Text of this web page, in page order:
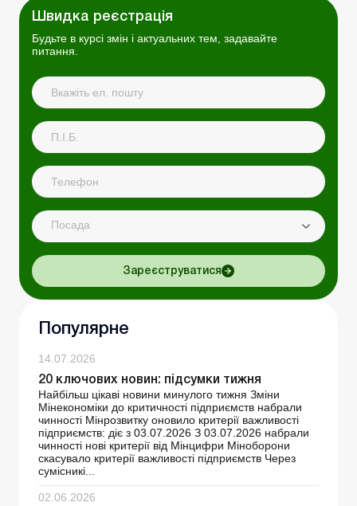
Швидка реєстрація
Будьте в курсі змін і актуальних тем, задавайте
питання.
Посада
Зареєструватися
Популярне
14.07.2026
20 ключових новин: підсумки тижня
Найбільш цікаві новини минулого тижня Зміни
Мінекономіки до критичності підприємств набрали
чинності Мінрозвитку оновило критерії важливості
підприємств: діє з 03.07.2026 З 03.07.2026 набрали
чинності нові критерії від Мінцифри Міноборони
скасувало критерії важливості підприємств Через
сумісникі...
02.06.2026